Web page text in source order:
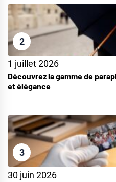
2
1 juillet 2026
Découvrez la gamme de
et élégance
3
30 juin 2026